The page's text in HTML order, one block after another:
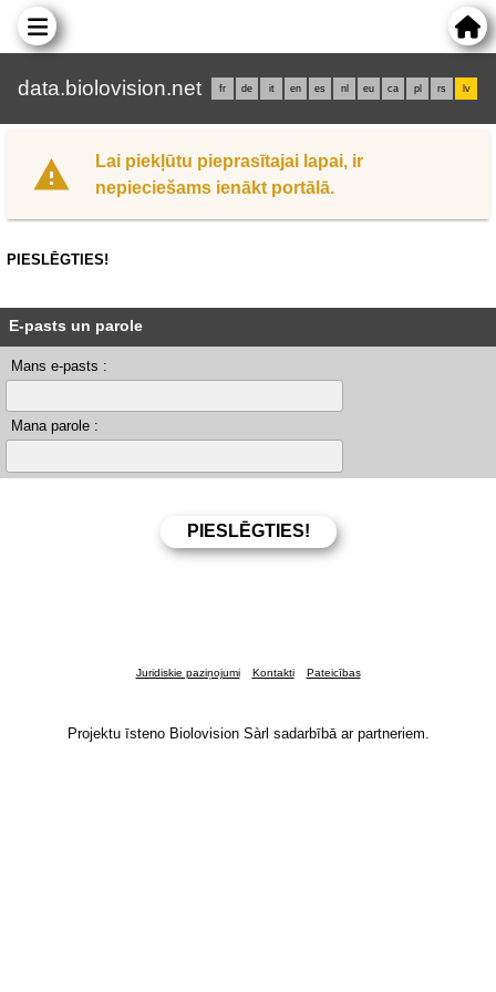
data.biolovision.net fr de it en es nl eu ca pl rs lv
Lai piekļūtu pieprasītajai lapai, ir
nepieciešams ienākt portālā.
PIESLĒGTIES!
E-pasts un parole
Mans e-pasts :
Mana parole :
Juridiskie paziņojumi Kontakti Pateicības
Projektu īsteno Biolovision Sàrl sadarbībā ar partneriem.